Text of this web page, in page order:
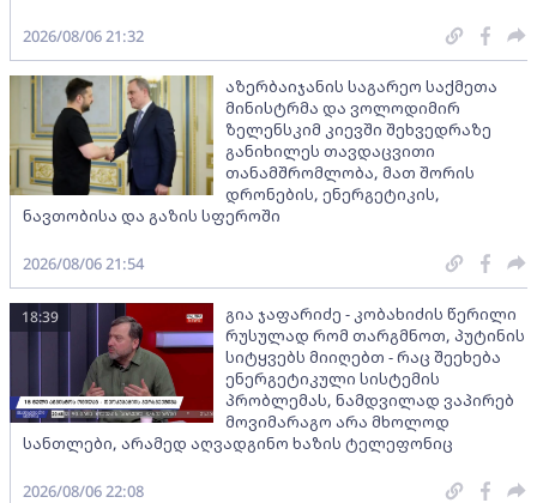
2026/08/06 21:32
აზერბაიჯანის საგარეო საქმეთა
მინისტრმა და ვოლოდიმირ
ზელენსკიმ კიევში შეხვედრაზე
განიხილეს თავდაცვითი
თანამშრომლობა, მათ შორის
დრონების, ენერგეტიკის,
ნავთობისა და გაზის სფეროში
2026/08/06 21:54
გია ჯაფარიძე - კობახიძის წერილი
რუსულად რომ თარგმნოთ, პუტინის
სიტყვებს მიიღებთ - რაც შეეხება
ენერგეტიკული სისტემის
პრობლემას, ნამდვილად ვაპირებ
მოვიმარაგო არა მხოლოდ
სანთლები, არამედ აღვადგინო ხაზის ტელეფონიც
18:39
2026/08/06 22:08